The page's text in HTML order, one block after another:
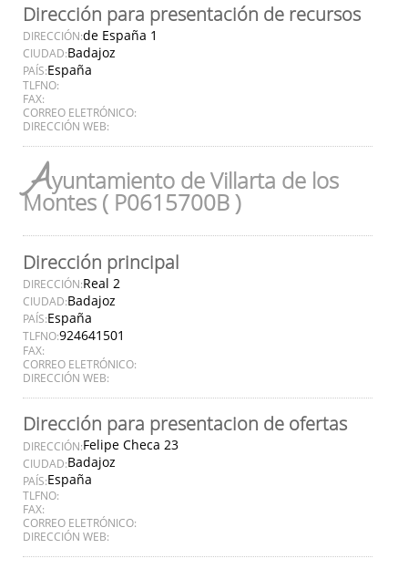
Dirección para presentación de recursos
DIRECCIÓN:de España 1
CIUDAD:Badajoz
PAÍS:España
TLFNO:
FAX:
CORREO ELETRÓNICO:
DIRECCIÓN WEB:
Ayuntamiento de Villarta de los
Montes ( P0615700B )
Dirección principal
DIRECCIÓN:Real 2
CIUDAD:Badajoz
PAÍS:España
TLFNO:924641501
FAX:
CORREO ELETRÓNICO:
DIRECCIÓN WEB:
Dirección para presentacion de ofertas
DIRECCIÓN:Felipe Checa 23
CIUDAD:Badajoz
PAÍS:España
TLFNO:
FAX:
CORREO ELETRÓNICO:
DIRECCIÓN WEB: